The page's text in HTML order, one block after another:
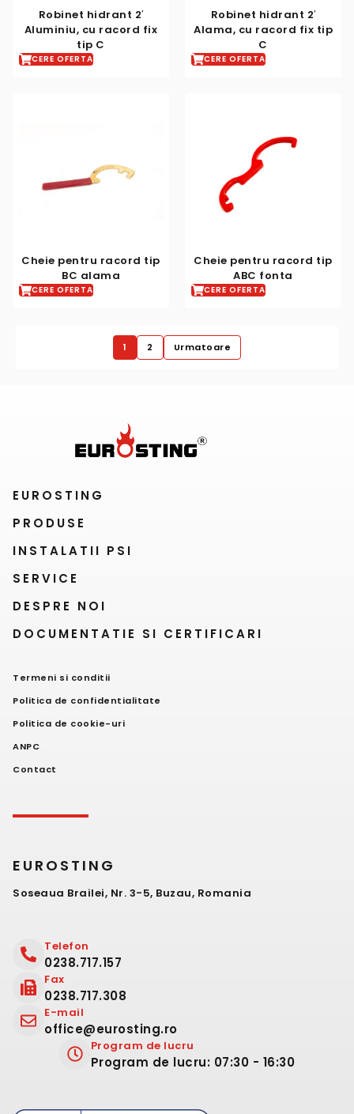
Robinet hidrant 2′
Aluminiu, cu racord fix
tip C
CERE OFERTA
Robinet hidrant 2′
Alama, cu racord fix tip
C
CERE OFERTA
Cheie pentru racord tip
BC alama
CERE OFERTA
Cheie pentru racord tip
ABC fonta
CERE OFERTA
1 2 Urmatoare
EUROSTING
PRODUSE
INSTALATII PSI
SERVICE
DESPRE NOI
DOCUMENTATIE SI CERTIFICARI
Termeni si conditii
Politica de confidentialitate
Politica de cookie-uri
ANPC
Contact
EUROSTING
Soseaua Brailei, Nr. 3-5, Buzau, Romania
Telefon
0238.717.157
Fax
0238.717.308
E-mail
office@eurosting.ro
Program de lucru
Program de lucru: 07:30 - 16:30